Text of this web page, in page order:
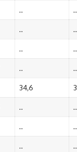
.. ..
.. ..
.. ..
.. ..
34,6
.. ..
.. ..
.. ..